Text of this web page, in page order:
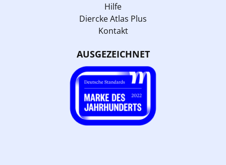
Hilfe
Diercke Atlas Plus
Kontakt
AUSGEZEICHNET